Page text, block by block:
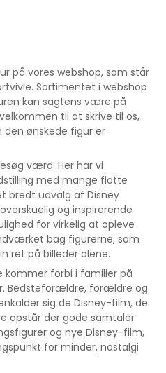
på vores webshop, som står
Sortimentet i webshop
kan sagtens være på
til at skrive til os,
den ønskede figur er
værd. Her har vi
med mange flotte
bredt udvalg af Disney
og inspirerende
for virkelig at opleve
bag figurerne, som
ret på billeder alene.
kommer forbi i familier på
Bedsteforældre, forældre og
sig de Disney-film, de
opstår der gode samtaler
og nye Disney-film,
for minder, nostalgi